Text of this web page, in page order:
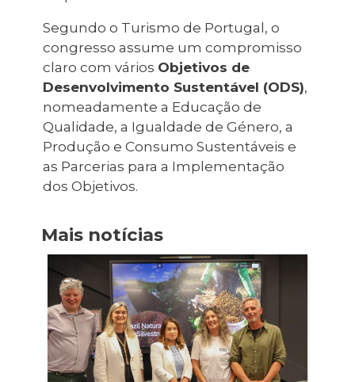
Segundo o Turismo de Portugal, o
congresso assume um compromisso
claro com vários Objetivos de
Desenvolvimento Sustentável (ODS),
nomeadamente a Educação de
Qualidade, a Igualdade de Género, a
Produção e Consumo Sustentáveis e
as Parcerias para a Implementação
dos Objetivos.
Mais notícias